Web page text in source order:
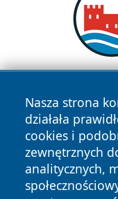
Nasza strona
działała
cookies i
zewnętrznych
analitycznych,
Copyright © 2026